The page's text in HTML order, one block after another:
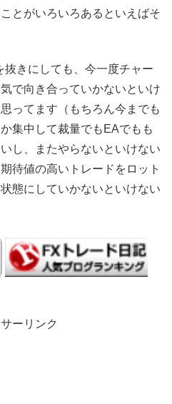
とがいろいろあるといえばそ
きにしても、今一度チャー
で向き合っていかないといけ
ってます（もちろん今までも
集中して裁量でもEAでもも
し、またやらないといけない
待値の高いトレードをロット
態にしていかないといけない
ーリンク